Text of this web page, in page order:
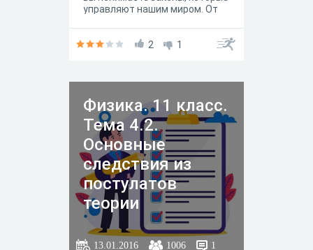
управляют нашим миром. От
сохранения энергии — здесь
разного уровня сложности и
ответ, а докажи, что ты понял
суть! Узнай свои слабые и
сильные стороны.
2 1
Физика. 11 класс.
Тема 4.2.
Основные
следствия из
постулатов
теории
относительности.
13.01.2016 1006 1